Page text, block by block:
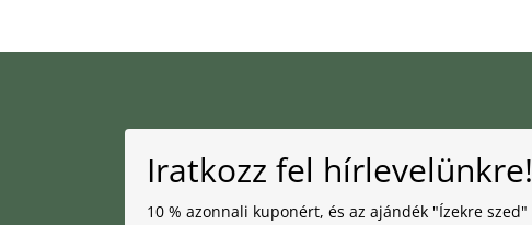
Iratkozz fel hírlevelünkre!
10 % azonnali kuponért, és az ajándék "Ízekre szed"